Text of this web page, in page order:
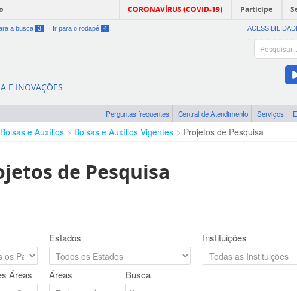
CORONAVÍRUS (COVID-19) Participe
a busca 3 Ir para o rodapé 4
E INOVAÇÕES
Perguntas frequentes Central de Atendimento Serviços
Bolsas e Auxílios Bolsas e Auxílios Vigentes Projetos de Pesquisa
de Pesquisa
Estados Instituições
Áreas Áreas Busca